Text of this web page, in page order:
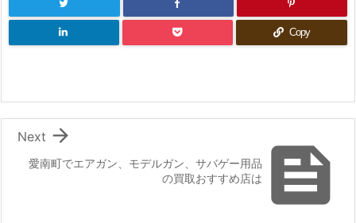
Copy

愛南町でエアガン、モデルガン、サバゲー用品
の買取おすすめ店は

Next